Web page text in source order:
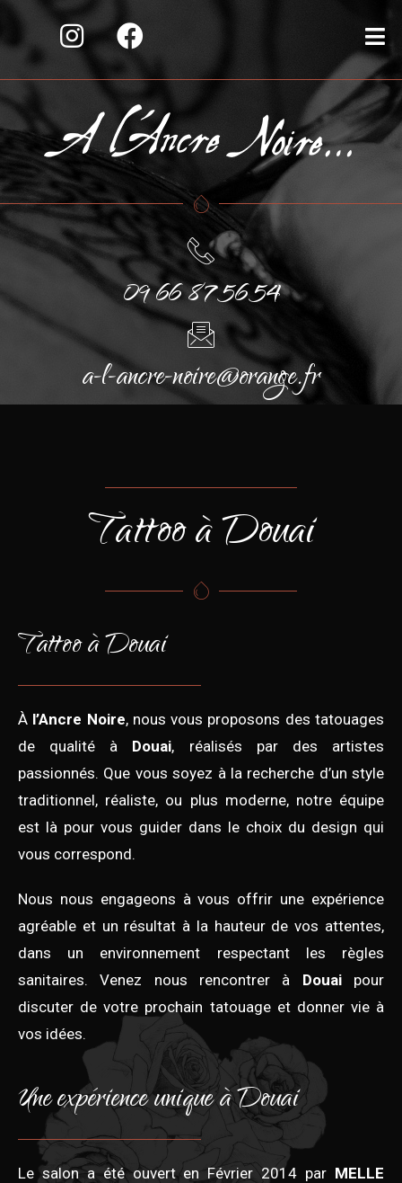
09 66 87 56 54
a-l-ancre-noire@orange.fr
Tattoo à Douai
Tattoo à Douai
À l’Ancre Noire, nous vous proposons des tatouages
de qualité à Douai, réalisés par des artistes
passionnés. Que vous soyez à la recherche d’un style
traditionnel, réaliste, ou plus moderne, notre équipe
est là pour vous guider dans le choix du design qui
vous correspond.
Nous nous engageons à vous offrir une expérience
agréable et un résultat à la hauteur de vos attentes,
dans un environnement respectant les règles
sanitaires. Venez nous rencontrer à Douai pour
discuter de votre prochain tatouage et donner vie à
vos idées.
Une expérience unique à Douai
Le salon a été ouvert en Février 2014 par MELLE